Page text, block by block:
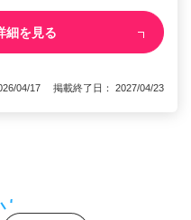
細を見る
04/17 掲載終了日： 2027/04/23